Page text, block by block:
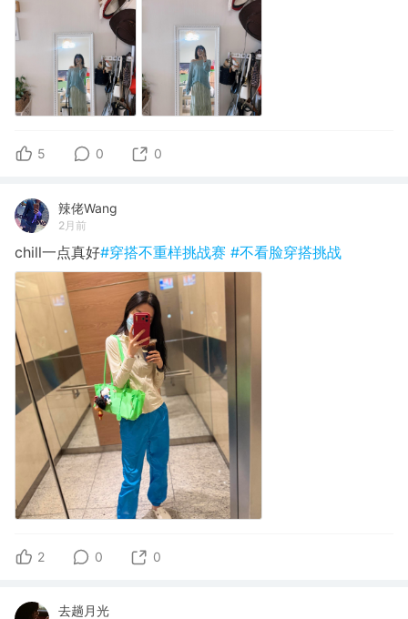
5 0 0
辣佬Wang
2月前
chill一点真好#穿搭不重样挑战赛 #不看脸穿搭挑战
2 0 0
去趟月光